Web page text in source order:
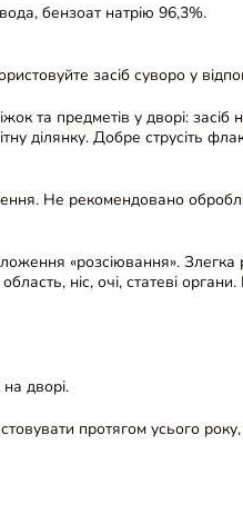
бензоат натрію 96,3%.
засіб суворо у
та предметів у дворі:
ділянку. Добре струсіть
Не рекомендовано
«розсіювання».
ніс, очі, статеві
дворі.
протягом усього